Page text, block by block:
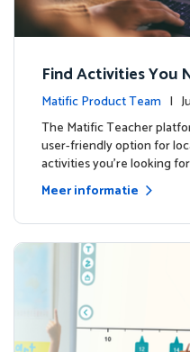
Find Activities You
Matific Product Team |
s
The Matific Teacher
user-friendly option for
activities you're looking
Meer informatie